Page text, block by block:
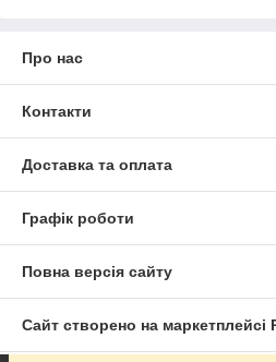
Про нас
Контакти
Доставка та оплата
Графік роботи
Повна версія сайту
Сайт створено на маркетплейсі